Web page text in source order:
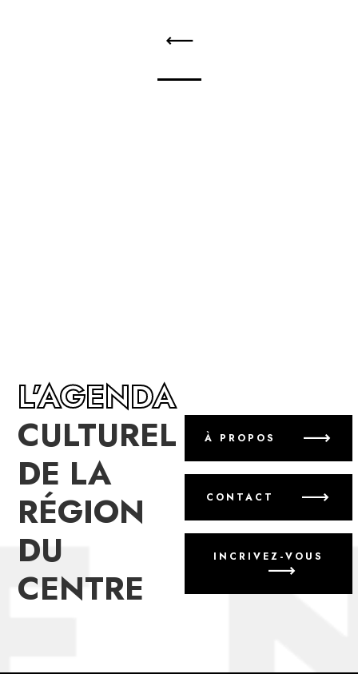
Évènements List Navigation
L’AGENDA
CULTUREL
DE LA
RÉGION
DU
CENTRE
À PROPOS
CONTACT
INCRIVEZ-VOUS